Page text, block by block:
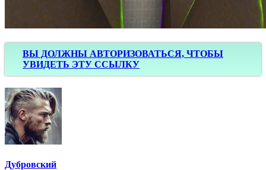
ВЫ ДОЛЖНЫ АВТОРИЗОВАТЬСЯ, ЧТОБЫ
УВИДЕТЬ ЭТУ ССЫЛКУ
Дубровский